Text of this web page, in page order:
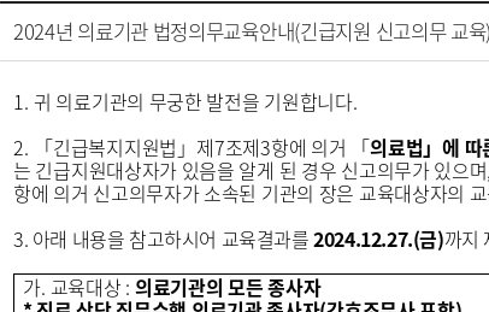
2024년 의료기관 법정의무교육안내(긴급지원 신고의무 교육)
1. 귀 의료기관의 무궁한 발전을 기원합니다.
2.
「긴급복지지원법 」 제7조제3항에 의거 「의료법」에 따
는 긴급지원대상자가 있음을 알게 된 경우 신고의무가 있으며,
항에 의거 신고의무자가 소속된 기관의 장은 교육대상자의
3. 아래 내용을 참고하시어 교육결과를2024.12.27.(금)까지
가. 교육대상 : 의료기관의 모든 종사자